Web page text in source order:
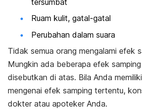
Ruam kulit, gatal-gatal
Perubahan dalam suara
Tidak semua orang mengalami efek
Mungkin ada beberapa efek
disebutkan di atas. Bila Anda
mengenai efek samping tertentu,
dokter atau apoteker Anda.